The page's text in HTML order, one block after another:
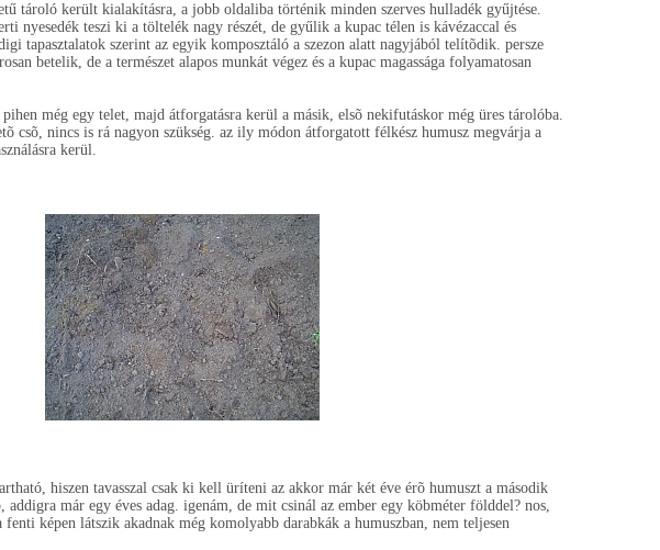
tároló került kialakításra, a jobb oldaliba történik minden szerves hulladék gyűjtése.
nyesedék teszi ki a töltelék nagy részét, de gyűlik a kupac télen is kávézaccal és
tapasztalatok szerint az egyik komposztáló a szezon alatt nagyjából telítõdik. persze
betelik, de a természet alapos munkát végez és a kupac magassága folyamatosan
még egy telet, majd átforgatásra kerül a másik, elsõ nekifutáskor még üres tárolóba.
csõ, nincs is rá nagyon szükség. az ily módon átforgatott félkész humusz megvárja a
kerül.
hiszen tavasszal csak ki kell üríteni az akkor már két éve érõ humuszt a második
addigra már egy éves adag. igenám, de mit csinál az ember egy köbméter földdel? nos,
képen látszik akadnak még komolyabb darabkák a humuszban, nem teljesen